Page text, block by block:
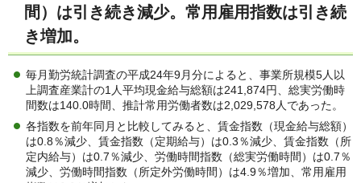
間）は引き続き減少。常用雇用指数は引き続
き増加。
毎月勤労統計調査の平成24年9月分によると、事業所規模5人以
上調査産業計の1人平均現金給与総額は241,874円、総実労働時
間数は140.0時間、推計常用労働者数は2,029,578人であった。
各指数を前年同月と比較してみると、賃金指数（現金給与総額）
は0.8％減少、賃金指数（定期給与）は0.3％減少、賃金指数（所
定内給与）は0.7％減少、労働時間指数（総実労働時間）は0.7％
減少、労働時間指数（所定外労働時間）は4.9％増加、常用雇用